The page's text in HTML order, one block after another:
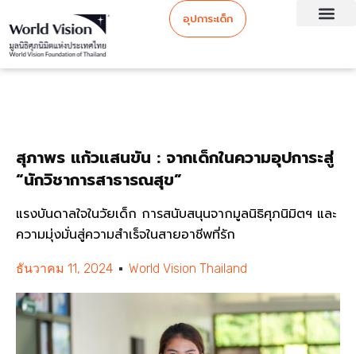
อุปการะเด็ก
สุภาพร แก้วแสนขัน : จากเด็กในความอุปการะสู่
“นักวิชาการสาธารณสุข”
แรงบันดาลใจในวัยเด็ก การสนับสนุนจากมูลนิธิศุภนิมิตฯ และ
ความมุ่งมั่นสู่ความสำเร็จในสายอาชีพที่รัก
ธันวาคม 11, 2024 World Vision Thailand